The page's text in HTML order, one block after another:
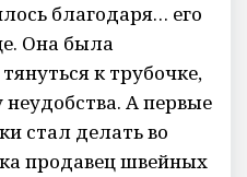
благодаря… его
Она была
к трубочке,
неудобства. А первые
стал делать во
продавец швейных